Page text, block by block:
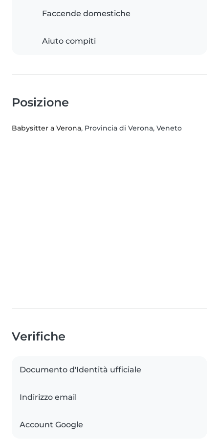
Faccende domestiche
Aiuto compiti
Posizione
Babysitter a Verona, Provincia di Verona, Veneto
Verifiche
Documento d'Identità ufficiale
Indirizzo email
Account Google